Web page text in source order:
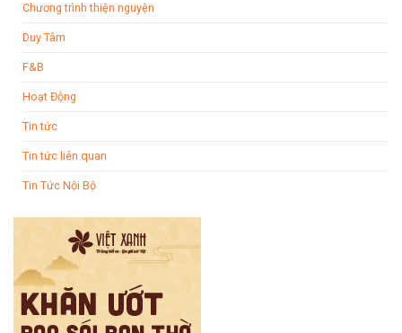
Chương trình thiện nguyện
Duy Tâm
F&B
Hoạt Động
Tin tức
Tin tức liên quan
Tin Tức Nội Bộ